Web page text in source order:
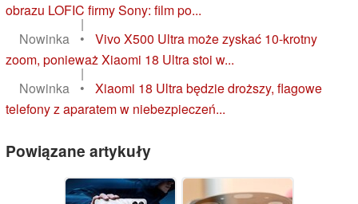
obrazu LOFIC firmy Sony: film po...
|
Nowinka
•
Vivo X500 Ultra może zyskać 10-krotny
zoom, ponieważ Xiaomi 18 Ultra stoi w...
|
Nowinka
•
Xiaomi 18 Ultra będzie droższy, flagowe
telefony z aparatem w niebezpieczeń...
Powiązane artykuły